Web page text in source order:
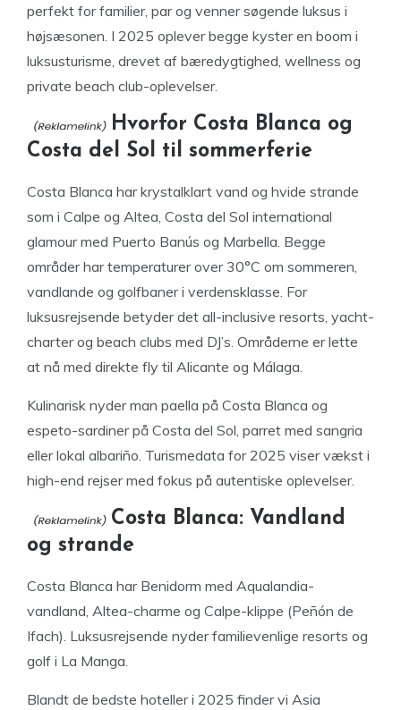
perfekt for familier, par og venner søgende luksus i
højsæsonen. I 2025 oplever begge kyster en boom i
luksusturisme, drevet af bæredygtighed, wellness og
private beach club-oplevelser.
Hvorfor Costa Blanca og
Costa del Sol til sommerferie
Costa Blanca har krystalklart vand og hvide strande
som i Calpe og Altea, Costa del Sol international
glamour med Puerto Banús og Marbella. Begge
områder har temperaturer over 30°C om sommeren,
vandlande og golfbaner i verdensklasse. For
luksusrejsende betyder det all-inclusive resorts, yacht-
charter og beach clubs med DJ’s. Områderne er lette
at nå med direkte fly til Alicante og Málaga.
Kulinarisk nyder man paella på Costa Blanca og
espeto-sardiner på Costa del Sol, parret med sangria
eller lokal albariño. Turismedata for 2025 viser vækst i
high-end rejser med fokus på autentiske oplevelser.
Costa Blanca: Vandland
og strande
Costa Blanca har Benidorm med Aqualandia-
vandland, Altea-charme og Calpe-klippe (Peñón de
Ifach). Luksusrejsende nyder familievenlige resorts og
golf i La Manga.
Blandt de bedste hoteller i 2025 finder vi Asia